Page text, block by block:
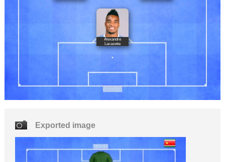
Alexandre
Lacazette
Exported image